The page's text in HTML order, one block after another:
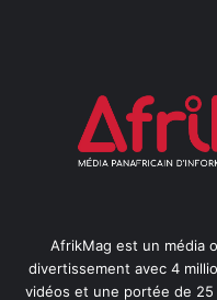
AfrikMag est un média
divertissement avec 4
vidéos et une portée de 25